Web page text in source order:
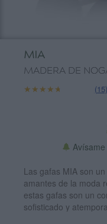
MIA
MADERA DE
★★★★★
★★★★★ (15)
Las gafas MIA son
amantes de la moda
estas gafas son un
sofisticado y